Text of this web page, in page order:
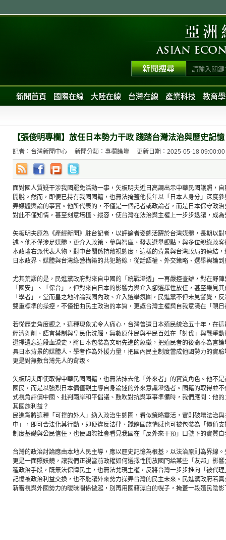
新聞首頁 國際在線 大陸在線 台灣在線 產業科技 教育
【張俊明專欄】放任日本勢力干政 踐踏台灣法治與歷史記憶
記者：台灣新聞中心 新聞分類：專欄論壇 更新日期：2025-05-18 09:00:00
面對國人質疑干涉我國罷免活動一事，矢板明夫近日高調出示中華民國護照，
開脫。然而，即便已持有我國國籍，也無法掩蓋他長年以「日本人身分」深度
弄媒體輿論的事實。他所代表的，不僅是一個記者或政論者，而是日本保守政
對此不僅知情，甚至刻意培植、縱容，使台灣在法治與主權上一步步退讓，成
矢板明夫原為《產經新聞》駐台記者，以評論者姿態活躍於台灣媒體，長期以
述。他不僅涉足媒體，更介入政策、參與智庫、發表選舉觀點，與多位親綠政
本政壇右派代表人物，對中台關係持敵視態度，這樣的背景與台灣政局的連結
日本政界、媒體與台灣綠營構築的共犯路線，從話語權、外交策略、選舉輿論
尤其荒謬的是，民進黨政府對來自中國的「統戰滲透」一再嚴控查辦，對在野
「國安」、「保台」，但對來自日本的影響力與介入卻選擇性放任，甚至樂見
「學者」，堂而皇之地評論我國內政、介入選舉氛圍，民進黨不但未見警覺，
雙重標準的操控，不僅扭曲民主政治的本質，更讓台灣主權與自我意識在「親
若從歷史角度觀之，這種現象尤令人痛心，台灣曾遭日本殖民統治五十年，在
經濟剝削、語言禁制與皇民化洗腦，無數原住民與平民百姓在「討伐」與戰爭
選擇遺忘這段血淚史，將日本包裝為文明先進的象徵，把殖民者的後裔奉為言
具日本背景的媒體人、學者作為外援力量，把國內民主制度當成他國勢力的實
更是對無數台灣先人的背叛。
矢板明夫即使取得中華民國國籍，也無法抹去他「外來者」的實質角色。他不
國民，而是以強烈日本價值觀主導自身論述的外來意識滲透者。國籍的取得並
式視角評價中國、批判兩岸和平倡議、鼓吹對抗與軍事準備時，我們應問：他
其國族利益？
民進黨將這種「可控的外人」納入政治生態圈，看似策略靈活，實則破壞法治
中」，即可合法化其行動，即便違反法律、踐踏國族情感也可被包裝為「價值
制度基礎與公民信任，也使國際社會看見我國在「反外來干預」口號下的實質自
台灣的政治討論應由本地人民主導，應以歷史記憶為根基，以法治原則為界線
更是一面照妖鏡，讓我們正視當前政權如何選擇性開放國門給某些「友邦」影
種政治手段，既無法保障民主，也無法兌現主權，反將台灣一步步推向「被代
記憶被政治利益交換，也不能讓外來勢力操弄台灣的民主未來。民進黨政府若
新審視與外國勢力的曖昧關係做起，別再用國籍漂白的幌子，掩蓋一段殖民陰